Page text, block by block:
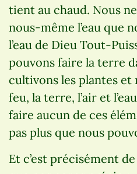
tient au chaud. Nous
nous-même l’eau que
l’eau de Dieu Tout-
pouvons faire la terre
cultivons les plantes et
feu, la terre, l’air et
faire aucun de ces
pas plus que nous
Et c’est précisément